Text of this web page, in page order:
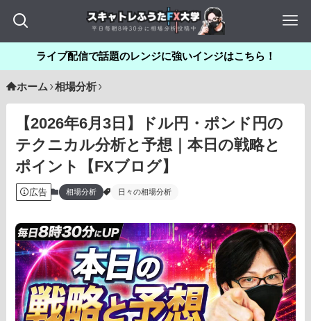
ライブ配信で話題のレンジに強いインジはこちら！
ホーム 相場分析
【2026年6月3日】ドル円・ポンド円の
テクニカル分析と予想｜本日の戦略と
ポイント【FXブログ】
広告 相場分析 日々の相場分析